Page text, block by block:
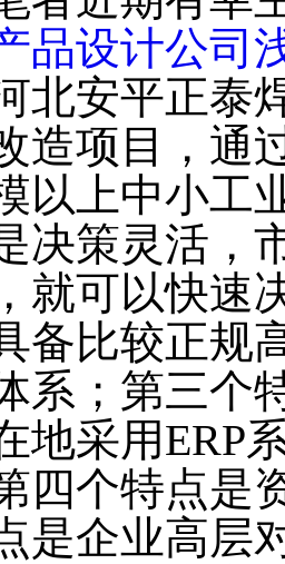
品设计公司
北安平正泰
造项目，通
以上中小工
决策灵活，
就可以快速
备比较正规
系；第三个
地采用ERP
四个特点是
是企业高层